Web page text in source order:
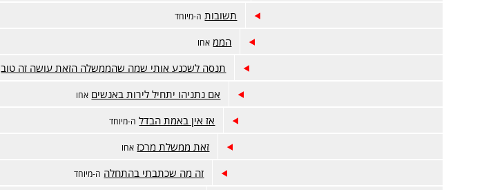
תשובות ה-מיוחד
הממ אחו
תנסה לשכנע אותי שמה שהממשלה הזאת עושה זה טוב
אם נתניהו יתחיל לירות באנשים אחו
אז אין באמת הבדל ה-מיוחד
זאת ממשלת מרכז אחו
זה מה שכתבתי בהתחלה ה-מיוחד